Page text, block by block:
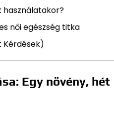
használatakor?
női egészség titka
Kérdések)
Egy növény, hét